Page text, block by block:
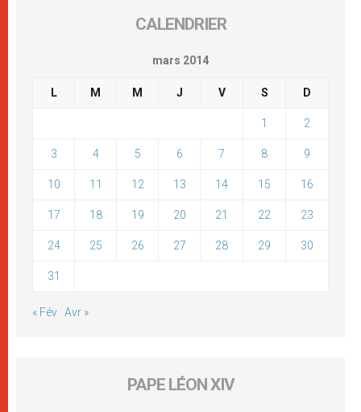
CALENDRIER
mars 2014
L M M J V S D
1 2
3 4 5 6 7 8 9
10 11 12 13 14 15 16
17 18 19 20 21 22 23
24 25 26 27 28 29 30
31
« Fév Avr »
PAPE LÉON XIV